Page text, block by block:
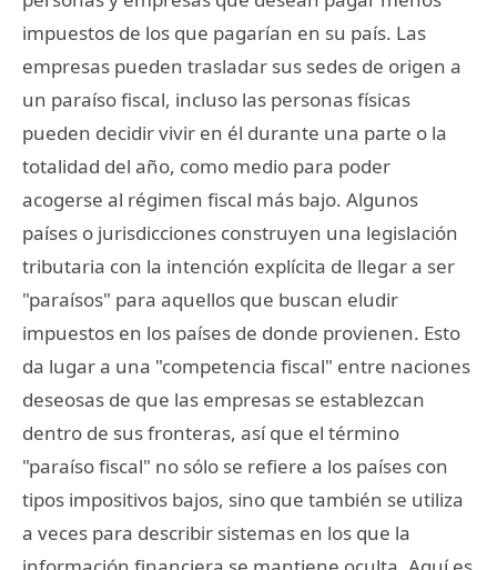
impuestos de los que pagarían en su país. Las
empresas pueden trasladar sus sedes de origen a
un paraíso fiscal, incluso las personas físicas
pueden decidir vivir en él durante una parte o la
totalidad del año, como medio para poder
acogerse al régimen fiscal más bajo. Algunos
países o jurisdicciones construyen una legislación
tributaria con la intención explícita de llegar a ser
"paraísos" para aquellos que buscan eludir
impuestos en los países de donde provienen. Esto
da lugar a una "competencia fiscal" entre naciones
deseosas de que las empresas se establezcan
dentro de sus fronteras, así que el término
"paraíso fiscal" no sólo se refiere a los países con
tipos impositivos bajos, sino que también se utiliza
a veces para describir sistemas en los que la